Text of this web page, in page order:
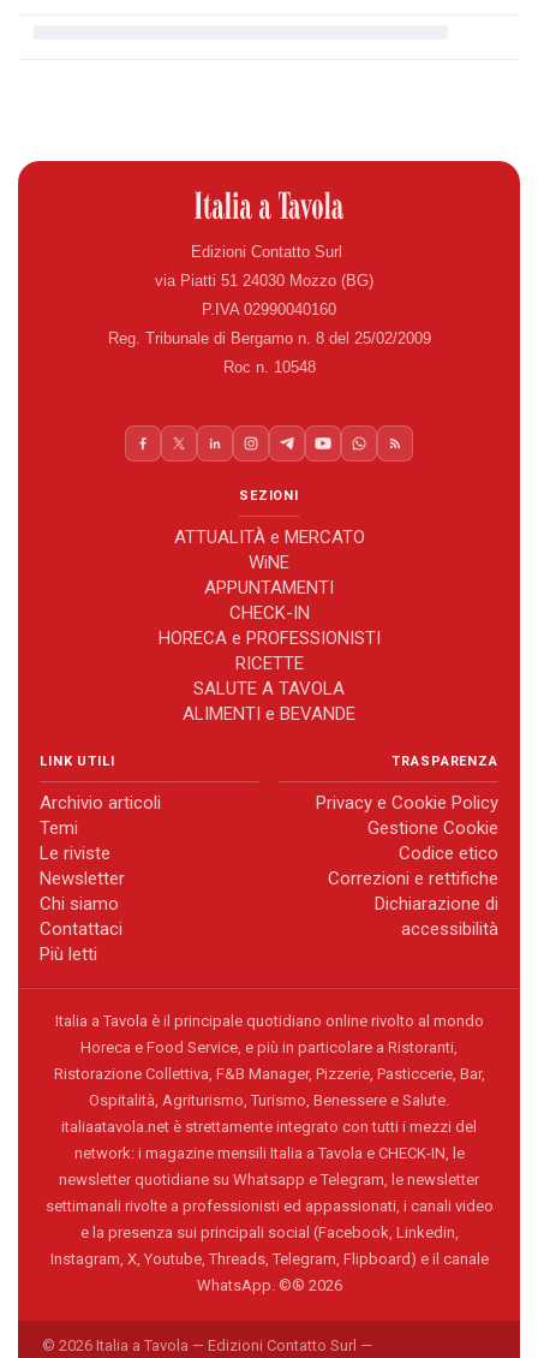
Edizioni Contatto Surl
via Piatti 51 24030 Mozzo (BG)
P.IVA 02990040160
Reg. Tribunale di Bergamo n. 8 del 25/02/2009
Roc n. 10548
SEZIONI
ATTUALITÀ e MERCATO
WiNE
APPUNTAMENTI
CHECK-IN
HORECA e PROFESSIONISTI
RICETTE
SALUTE A TAVOLA
ALIMENTI e BEVANDE
LINK UTILI
Archivio articoli
Temi
Le riviste
Newsletter
Chi siamo
Contattaci
Più letti
TRASPARENZA
Privacy e Cookie Policy
Gestione Cookie
Codice etico
Correzioni e rettifiche
Dichiarazione di
accessibilità
Italia a Tavola è il principale quotidiano online rivolto al mondo
Horeca e Food Service, e più in particolare a Ristoranti,
Ristorazione Collettiva, F&B Manager, Pizzerie, Pasticcerie, Bar,
Ospitalità, Agriturismo, Turismo, Benessere e Salute.
italiaatavola.net è strettamente integrato con tutti i mezzi del
network: i magazine mensili Italia a Tavola e CHECK-IN, le
newsletter quotidiane su Whatsapp e Telegram, le newsletter
settimanali rivolte a professionisti ed appassionati, i canali video
e la presenza sui principali social (Facebook, Linkedin,
Instagram, X, Youtube, Threads, Telegram, Flipboard) e il canale
WhatsApp. ©® 2026
© 2026 Italia a Tavola — Edizioni Contatto Surl —